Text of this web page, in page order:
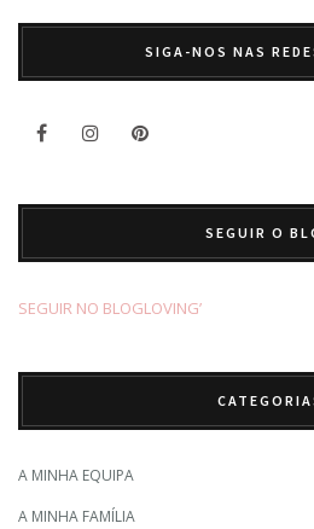
SIGA-NOS NAS
SEGUIR O
SEGUIR NO BLOGLOVING’
A MINHA EQUIPA
A MINHA FAMÍLIA